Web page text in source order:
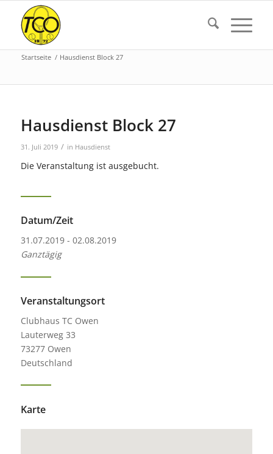
Startseite / Hausdienst Block 27
Hausdienst Block 27
31. Juli 2019 / in Hausdienst
Die Veranstaltung ist ausgebucht.
Datum/Zeit
31.07.2019 - 02.08.2019
Ganztägig
Veranstaltungsort
Clubhaus TC Owen
Lauterweg 33
73277 Owen
Deutschland
Karte